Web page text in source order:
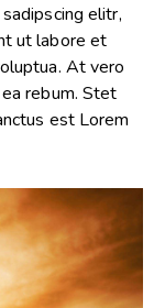
elitr,
ut labore et
At vero
rebum. Stet
est Lorem